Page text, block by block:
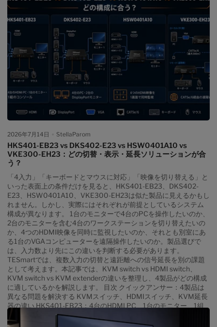
応していなければ、その表示モードは使えません。 目次 2台のPC
と3台のモニターに対応するKVMとは トリプルモニターKVMが複
雑な理由 各PCに3系統の映像信号が必要な理由 GPU・ノート
PC・ドック・OSの確認方法 高リフレッシュレートは信号経路全
体で判断する 1台しか映らない・ブラックスクリーンになる主な原
因 EDIDエミュレーションが重要な理由 ゲーミングPCと仕事用PC
の接続手順 この構成に合うTESmartの3画面KVM 購入前チェック
リスト 関連ガイド FAQ まとめ 2台のPCと3台のモニターに対応す
るKVMスイッチとは 3画面 KVM スイッチは、複数のPCから入力
された3系統の映像信号を3台のモニターへ切り替えながら、キー
ボード、マウス、USB周辺機器、オーディオなどの操作対象も切
り替える装置です。 通常の映像切替器との違いは、映像だけでな
く操作系統もまとめて管理する点にあります。HDMIスイッチや
DisplayPortスイッチは、基本的に映像入力の選択が中心です。一
方、KVMは「どのPCを表示し、どのPCを操作するか」を同じデ
スク上で管理します。 重要なのは、トリプルモニターKVMが1本
の映像信号を3つの独立したデスクトップへ自動変換する装置では
ないことです。PC側で3画面分の信号が生成され、その信号を
KVMが対応する3つの表示経路へ切り替えます。...
2026年7月14日 StellaParom
HKS401-EB23 vs DKS402-E23 vs HSW0401A10 vs
VKE300-EH23：どの切替・表示・延長ソリューションが合
う？
「4入力」「キーボードとマウスに対応」「映像を切り替える」と
いった表面上の条件だけを見ると、HKS401-EB23、DKS402-
E23、HSW0401A10、VKE300-EH23は似た製品に見えるかもし
れません。しかし、実際にはそれぞれが前提としているシステム
構成が異なります。 1台のモニターで4台のPCを操作したいのか、
2台のモニターを含む4台のワークステーションを切り替えたいの
か、4つのHDMI映像を同時に監視したいのか、それとも別室にあ
る1台のVGAコンピューターを遠隔操作したいのか。製品選びで
は、入力数より先にこの違いを判断する必要があります。
TESmartでは、複数入力の切替と遠距離への信号延長を別の課題
として考えます。本記事では、KVM switch vs HDMI switch、
KVM switch vs KVM extenderの違いを整理し、4製品がどの構成
に適しているかを解説します。 目次 クイックアンサー：4製品は
異なる問題を解決する KVMスイッチ、HDMIスイッチ、KVM延長
器の違い HKS401-EB23：4台のHDMI PC、1台のモニター、1組
のコンソール DKS402-E23：4台のPCとデュアルDisplayPort環境
HSW0401A10：4つのHDMI映像を1画面で監視 VKE300-